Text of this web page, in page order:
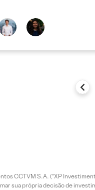
CCTVM S.A. (“XP
sua própria decisão de